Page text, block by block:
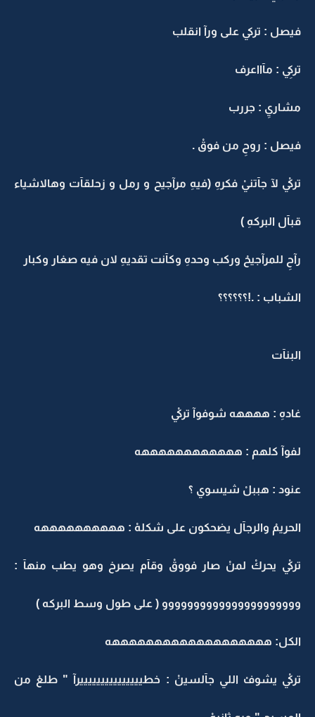
فيصل : تركي على ورآ انقلب
تركيِ : مآااعرف
مشاريِ : جررب
فيصل : روحِ من فوقْ .
تركيْ لآ جآتنيْ فكرهِ (فيهِ مرآجيح و رمل و زحلقآت وهالاشياء
قبآل البركهِ )
رآحِ للمرآجيحْ وركب وحدهِ وكآنت تقديهِ لان فيه صغار وكبار
الشباب : .!؟؟؟؟؟؟
البنآت
غادهِ : ههههه شوفوآ تركيْ
لفوآ كلهم : ههههههههههههه
عنود : هببلْ شيسوي ؟
الحريمْ والرجآل يضحكون على شكلهْ : ههههههههههه
تركيْ يحركْ لمنْ صار فووقْ وقآم يصرخ وهو يطب منهآ :
وووووووووووووووووووووو ( على طول وسط البركه )
الكل: هههههههههههههههههههه
تركيْ يشوفْ اللي جآلسينْ : خطيييييييييييييييرآ " طلعْ من